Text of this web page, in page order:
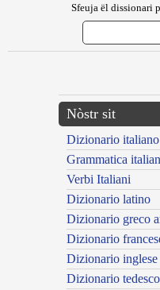
Sfeuja ël dissionari
Nòstr sit
Dizionario italiano
Grammatica
Verbi Italiani
Dizionario latino
Dizionario greco
Dizionario
Dizionario inglese
Dizionario tedesco